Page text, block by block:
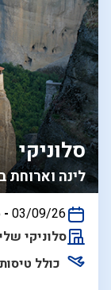
לינה וארוחת
סלוניקי
- 03/09/26
סלוניקי
כולל טיסות